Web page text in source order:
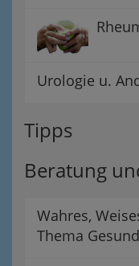
Urologie u.
Tipps
Beratung
Wahres,
Thema